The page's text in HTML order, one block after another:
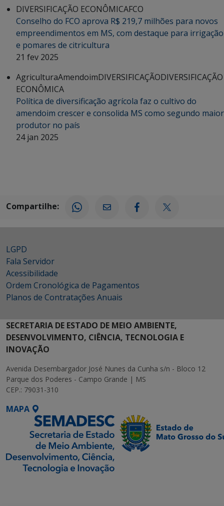
DIVERSIFICAÇÃO ECONÔMICAFCO
Conselho do FCO aprova R$ 219,7 milhões para novos
empreendimentos em MS, com destaque para irrigação
e pomares de citricultura
21 fev 2025
AgriculturaAmendoimDIVERSIFICAÇÃODIVERSIFICAÇÃO
ECONÔMICA
Política de diversificação agrícola faz o cultivo do
amendoim crescer e consolida MS como segundo maior
produtor no país
24 jan 2025
Compartilhe:
LGPD
Fala Servidor
Acessibilidade
Ordem Cronológica de Pagamentos
Planos de Contratações Anuais
SECRETARIA DE ESTADO DE MEIO AMBIENTE,
DESENVOLVIMENTO, CIÊNCIA, TECNOLOGIA E
INOVAÇÃO
Avenida Desembargador José Nunes da Cunha s/n - Bloco 12
Parque dos Poderes - Campo Grande | MS
CEP.: 79031-310
MAPA